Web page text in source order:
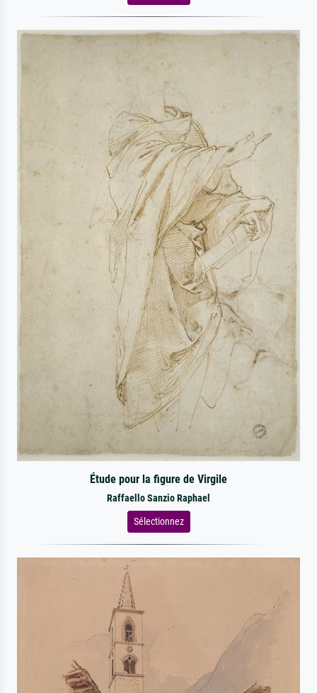
Étude pour la figure de Virgile
Raffaello Sanzio Raphael
Sélectionnez